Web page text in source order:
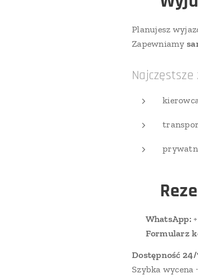
Planujesz
Zapewniamy
WhatsApp:
Formularz
Dostępność
Szybka wycena